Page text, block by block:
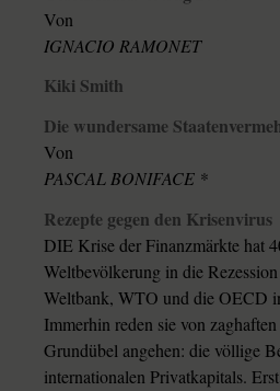
Von
IGNACIO RAMONET
Kiki Smith
Die wundersame
Von
PASCAL BONIFACE *
Rezepte gegen den Krisenvirus
DIE Krise der Finanzmärkte hat
Weltbevölkerung in die
Weltbank, WTO und die OECD
Immerhin reden sie von
Grundübel angehen: die völlige
internationalen Privatkapitals.